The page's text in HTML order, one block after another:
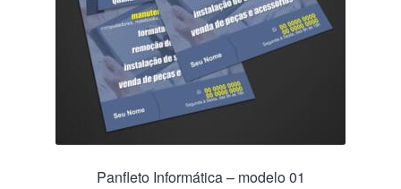
Panfleto Informática – modelo 01